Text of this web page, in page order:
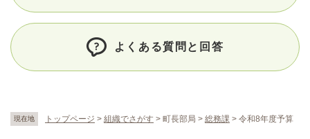
現在地 トップページ > 組織でさがす > 町長部局 > 総務課 > 令和8年度予算
よくある質問と回答